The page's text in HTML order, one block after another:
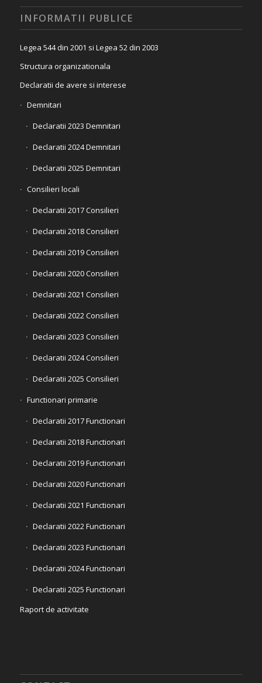
INFORMATII PUBLICE
Legea 544 din 2001 si Legea 52 din 2003
Structura organizationala
Declaratii de avere si interese
Demnitari
Declaratii 2023 Demnitari
Declaratii 2024 Demnitari
Declaratii 2025 Demnitari
Consilieri locali
Declaratii 2017 Consilieri
Declaratii 2018 Consilieri
Declaratii 2019 Consilieri
Declaratii 2020 Consilieri
Declaratii 2021 Consilieri
Declaratii 2022 Consilieri
Declaratii 2023 Consilieri
Declaratii 2024 Consilieri
Declaratii 2025 Consilieri
Functionari primarie
Declaratii 2017 Functionari
Declaratii 2018 Functionari
Declaratii 2019 Functionari
Declaratii 2020 Functionari
Declaratii 2021 Functionari
Declaratii 2022 Functionari
Declaratii 2023 Functionari
Declaratii 2024 Functionari
Declaratii 2025 Functionari
Raport de activitate